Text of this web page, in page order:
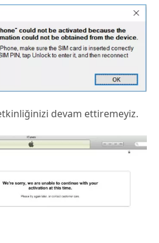
devam ettiremeyiz.